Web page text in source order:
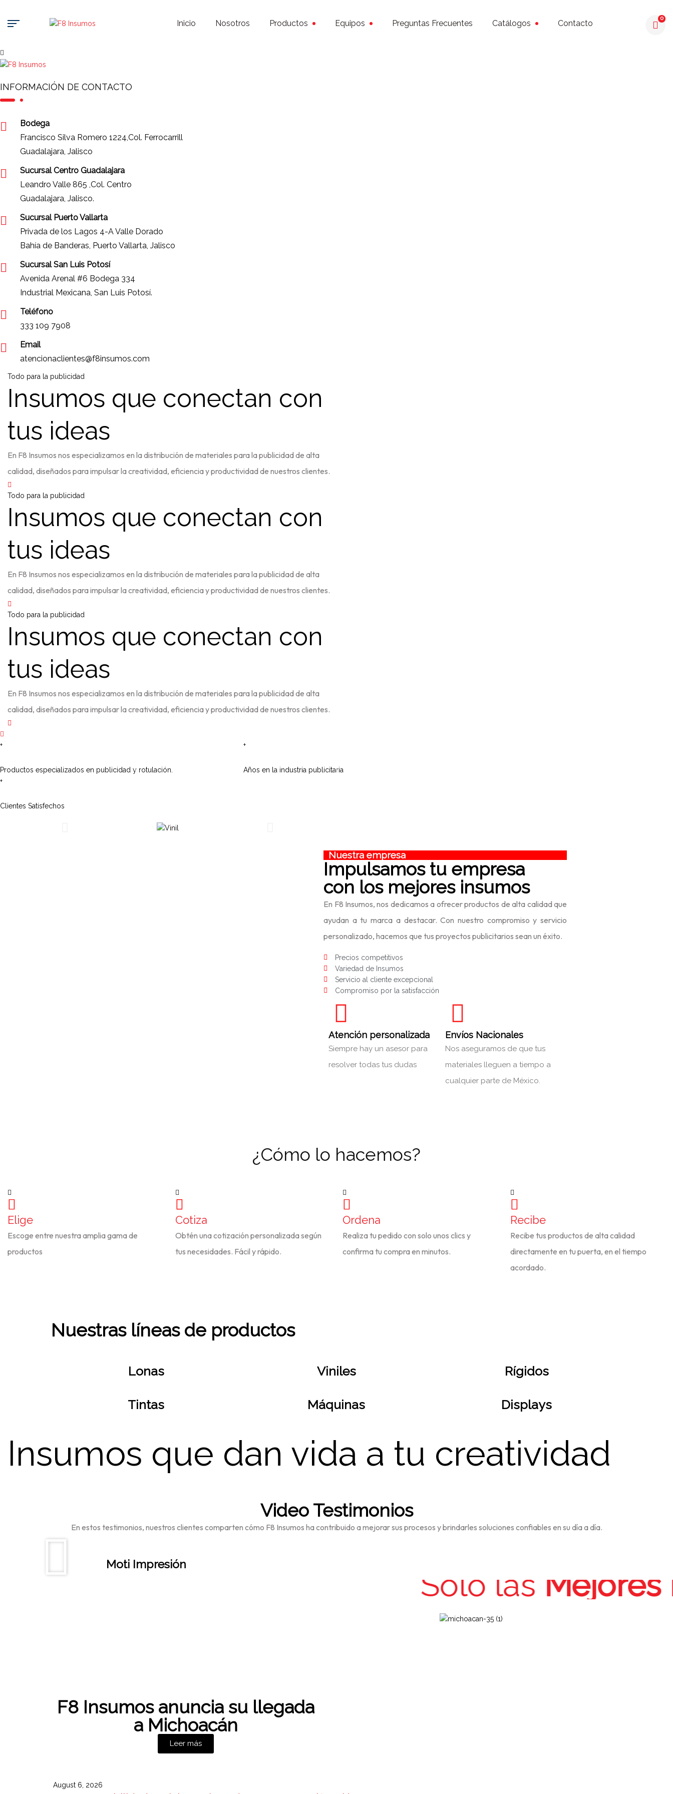
Inicio Nosotros Productos Equipos Preguntas Frecuentes Catálogos Contacto
0
INFORMACIÓN DE CONTACTO
Bodega
Francisco Silva Romero 1224,Col. Ferrocarrill
Guadalajara, Jalisco
Sucursal Centro Guadalajara
Leandro Valle 865 ,Col. Centro
Guadalajara, Jalisco.
Sucursal Puerto Vallarta
Privada de los Lagos 4-A Valle Dorado
Bahía de Banderas, Puerto Vallarta, Jalisco
Sucursal San Luis Potosí
Avenida Arenal #6 Bodega 334
Industrial Mexicana, San Luis Potosí.
Teléfono
333 109 7908
Email
atencionaclientes@f8insumos.com
Todo para la publicidad
Insumos que conectan con
tus ideas
En F8 Insumos nos especializamos en la distribución de materiales para la publicidad de alta
calidad, diseñados para impulsar la creatividad, eficiencia y productividad de nuestros clientes.
Todo para la publicidad
Insumos que conectan con
tus ideas
En F8 Insumos nos especializamos en la distribución de materiales para la publicidad de alta
calidad, diseñados para impulsar la creatividad, eficiencia y productividad de nuestros clientes.
Todo para la publicidad
Insumos que conectan con
tus ideas
En F8 Insumos nos especializamos en la distribución de materiales para la publicidad de alta
calidad, diseñados para impulsar la creatividad, eficiencia y productividad de nuestros clientes.
+
Productos especializados en publicidad y rotulación.
+
Años en la industria publicitaria
+
Clientes Satisfechos
Nuestra empresa
Impulsamos tu empresa
con los mejores insumos
En F8 Insumos, nos dedicamos a ofrecer productos de alta calidad que
ayudan a tu marca a destacar. Con nuestro compromiso y servicio
personalizado, hacemos que tus proyectos publicitarios sean un éxito.
Precios competitivos
Variedad de Insumos
Servicio al cliente excepcional
Compromiso por la satisfacción
Atención personalizada
Siempre hay un asesor para
resolver todas tus dudas
Envíos Nacionales
Nos aseguramos de que tus
materiales lleguen a tiempo a
cualquier parte de México.
¿Cómo lo hacemos?
Elige
Escoge entre nuestra amplia gama de
productos
Cotiza
Obtén una cotización personalizada según
tus necesidades. Fácil y rápido.
Ordena
Realiza tu pedido con solo unos clics y
confirma tu compra en minutos.
Recibe
Recibe tus productos de alta calidad
directamente en tu puerta, en el tiempo
acordado.
Nuestras líneas de productos
Lonas Viniles Rígidos
Tintas Máquinas Displays
Insumos que dan vida a tu creatividad
Video Testimonios
En estos testimonios, nuestros clientes comparten cómo F8 Insumos ha contribuido a mejorar sus procesos y brindarles soluciones confiables en su día a día.
Moti Impresión
Solo lasMejores
F8 Insumos anuncia su llegada
a Michoacán
Leer más
August 6, 2026